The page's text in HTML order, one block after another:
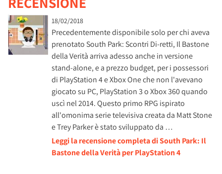
18/02/2018
Precedentemente disponibile solo per chi aveva
prenotato South Park: Scontri Di-retti, Il Bastone
della Verità arriva adesso anche in versione
stand-alone, e a prezzo budget, per i possessori
di PlayStation 4 e Xbox One che non l'avevano
giocato su PC, PlayStation 3 o Xbox 360 quando
uscì nel 2014. Questo primo RPG ispirato
all'omonima serie televisiva creata da Matt Stone
e Trey Parker è stato sviluppato da …
Leggi la recensione completa di South Park: Il
Bastone della Verità per PlayStation 4